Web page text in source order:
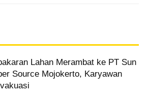
Lahan Merambat ke PT Sun
Source Mojokerto, Karyawan